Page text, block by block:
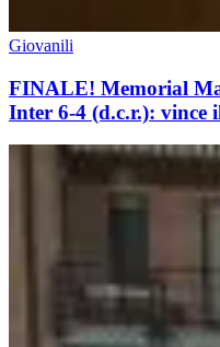
Giovanili
FINALE! Memorial
Inter 6-4 (d.c.r.): vince